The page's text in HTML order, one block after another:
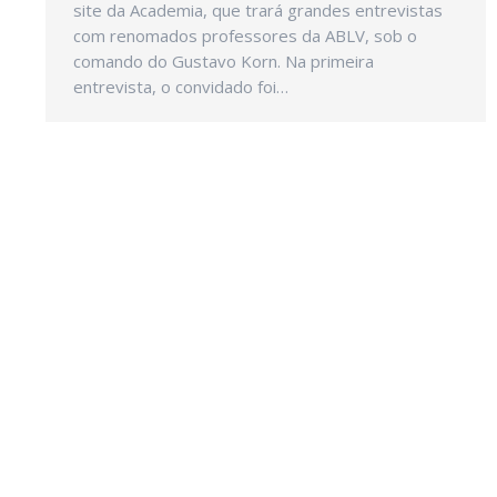
site da Academia, que trará grandes entrevistas
com renomados professores da ABLV, sob o
comando do Gustavo Korn. Na primeira
entrevista, o convidado foi…